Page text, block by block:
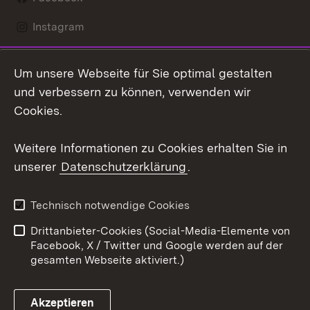
Instagram
Social Wall
Youtube
Kontakt
Datenschutz
Barrierefreiheit
Impressum Cookies
Um unsere Webseite für Sie optimal gestalten
und verbessern zu können, verwenden wir
Cookies.
Weitere Informationen zu Cookies erhalten Sie in
unserer Datenschutzerklärung.
Technisch notwendige Cookies
Drittanbieter-Cookies (Social-Media-Elemente von
Facebook, X / Twitter und Google werden auf der
gesamten Webseite aktiviert.)
Akzeptieren